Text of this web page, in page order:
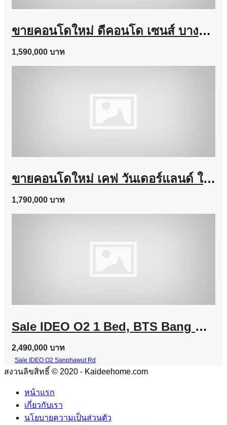
ขายคอนโดใหม่ ดีคอนโด เซนส์ บางแสน ชลบุรี ใกล้ ม.บูรพา พร้อมอยู่ แต่งครบ โทร 0931681685
1,590,000 บาท
ขายคอนโดใหม่ เคฟ วันเดอร์แลนด์ ใกล้ ม.ธรรมศาสตร์ แต่งครบ พร้อมอยู่ เลี้ยงสัตว์ได้ โทร 0616161426
1,790,000 บาท
Sale IDEO O2 1 Bed, BTS Bang Na Line @757zwvfy
2,490,000 บาท
Sale IDEO O2 Sanphawut Rd
สงวนลิขสิทธิ์ © 2020 - Kaideehome.com
หน้าแรก
เกี่ยวกับเรา
นโยบายความเป็นส่วนตัว